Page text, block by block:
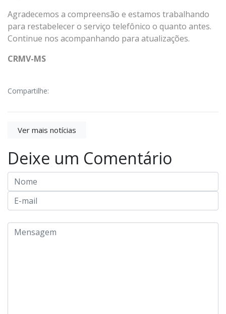
Agradecemos a compreensão e estamos trabalhando
para restabelecer o serviço telefônico o quanto antes.
Continue nos acompanhando para atualizações.
CRMV-MS
Compartilhe:
Ver mais notícias
Deixe um Comentário